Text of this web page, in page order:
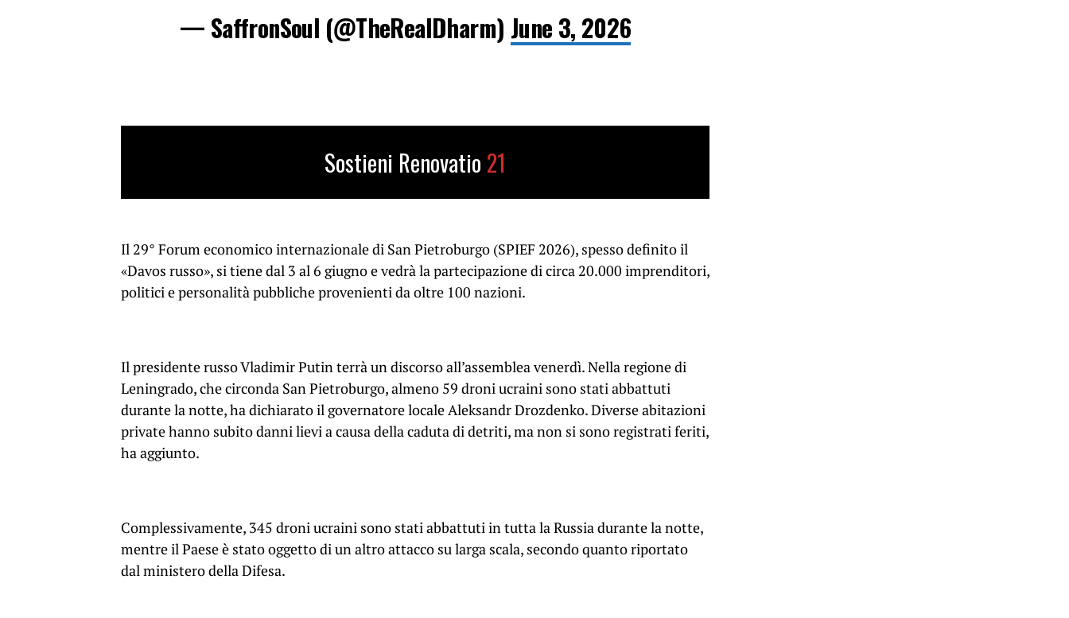
— SaffronSoul (@TheRealDharm) June 3, 2026
Sostieni Renovatio 21
Il 29° Forum economico internazionale di San Pietroburgo (SPIEF 2026), spesso definito il
«Davos russo», si tiene dal 3 al 6 giugno e vedrà la partecipazione di circa 20.000 imprenditori,
politici e personalità pubbliche provenienti da oltre 100 nazioni.
Il presidente russo Vladimir Putin terrà un discorso all’assemblea venerdì. Nella regione di
Leningrado, che circonda San Pietroburgo, almeno 59 droni ucraini sono stati abbattuti
durante la notte, ha dichiarato il governatore locale Aleksandr Drozdenko. Diverse abitazioni
private hanno subito danni lievi a causa della caduta di detriti, ma non si sono registrati feriti,
ha aggiunto.
Complessivamente, 345 droni ucraini sono stati abbattuti in tutta la Russia durante la notte,
mentre il Paese è stato oggetto di un altro attacco su larga scala, secondo quanto riportato
dal ministero della Difesa.